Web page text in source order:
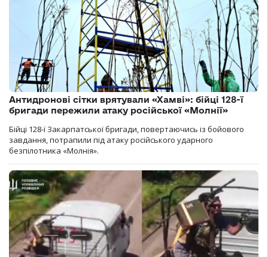
Антидронові сітки врятували «Хамві»: бійці 128-ї
бригади пережили атаку російської «Молнії»
Бійці 128-ї Закарпатської бригади, повертаючись із бойового
завдання, потрапили під атаку російського ударного
безпілотника «Молнія».